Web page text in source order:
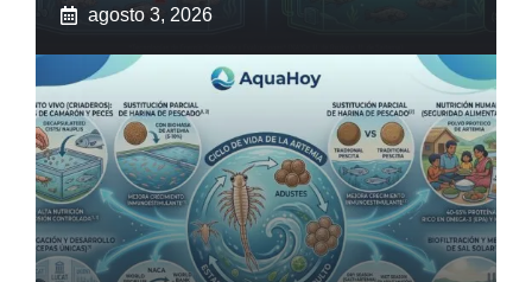
agosto 3, 2026